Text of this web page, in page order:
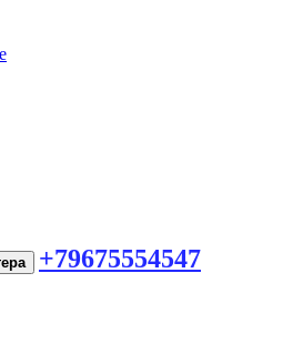
+79675554547